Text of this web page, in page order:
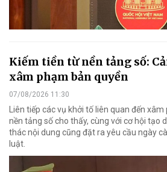
Kiếm tiền từ nền tảng số:
xâm phạm bản quyền
07/08/2026 11:30
Liên tiếp các vụ khởi tố liên quan đến
nền tảng số cho thấy, cùng với cơ hội tạo
thác nội dung cũng đặt ra yêu cầu ngày
luật.